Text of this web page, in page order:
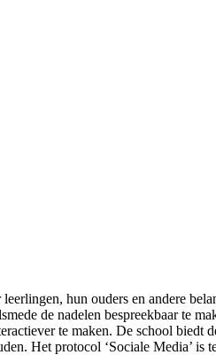
hun ouders en andere
de nadelen bespreekbaar te
te maken. De school biedt
Het protocol ‘Sociale Media’ is